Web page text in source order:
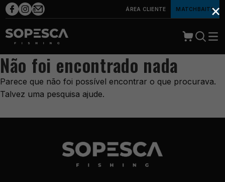
ÁREA CLIENTE MATCHBAITS
Não foi encontrado nada
Parece que não foi possível encontrar o que procurava.
Talvez uma pesquisa ajude.
×